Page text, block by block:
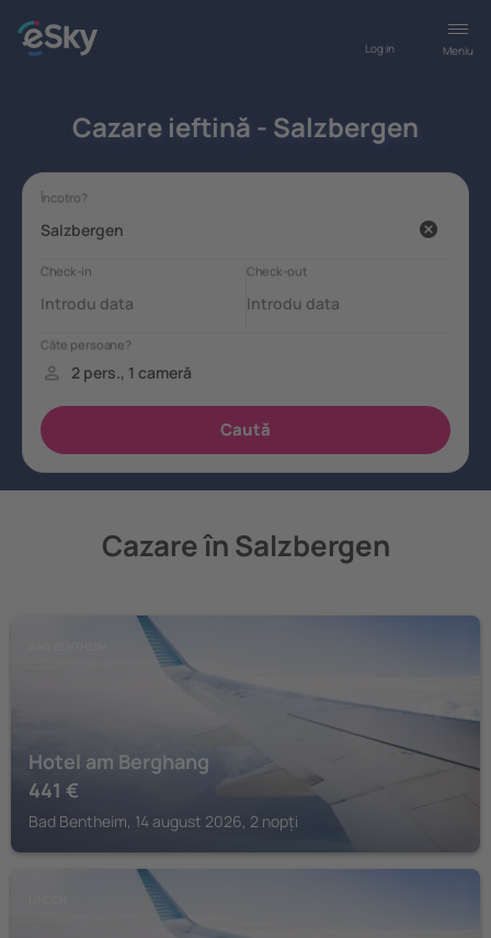
Meniu
Log in
Cazare ieftină - Salzbergen
Cazare în Salzbergen
Hotel am Berghang
441 €
Bad Bentheim, 14 august 2026, 2 nopți